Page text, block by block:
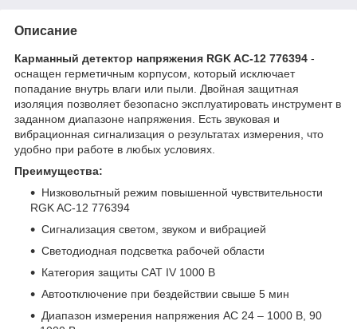
Описание
Карманный детектор напряжения RGK AC-12 776394 -
оснащен герметичным корпусом, который исключает
попадание внутрь влаги или пыли. Двойная защитная
изоляция позволяет безопасно эксплуатировать инструмент в
заданном диапазоне напряжения. Есть звуковая и
вибрационная сигнализация о результатах измерения, что
удобно при работе в любых условиях.
Преимущества:
Низковольтный режим повышенной чувствительности
RGK AC-12 776394
Сигнализация светом, звуком и вибрацией
Светодиодная подсветка рабочей области
Категория защиты CAT IV 1000 В
Автоотключение при бездействии свыше 5 мин
Диапазон измерения напряжения AC 24 – 1000 В, 90